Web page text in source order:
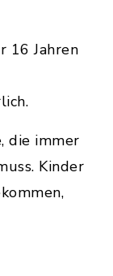
16 Jahren
die immer
Kinder